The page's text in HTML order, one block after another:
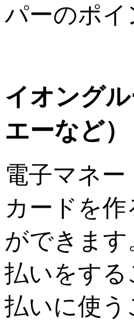
パーのポ
イオング
エーなど）
電子マネ
カードを
ができま
払いをす
払いに使う